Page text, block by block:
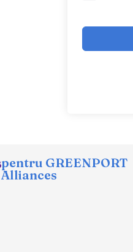
pentru GREENPORT
Alliances